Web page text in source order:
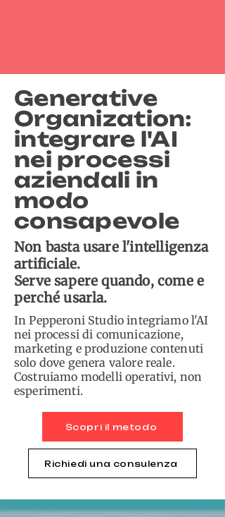
Generative
Organization:
integrare l'AI
nei processi
aziendali in
modo
consapevole
Non basta usare l'intelligenza
artificiale.
Serve sapere quando, come e
perché usarla.
In Pepperoni Studio integriamo l'AI
nei processi di comunicazione,
marketing e produzione contenuti
solo dove genera valore reale.
Costruiamo modelli operativi, non
esperimenti.
Scopri il metodo
Richiedi una consulenza